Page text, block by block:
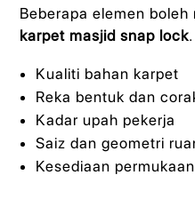
Beberapa elemen
karpet masjid snap lock
Kualiti bahan karpet
Reka bentuk dan
Kadar upah pekerja
Saiz dan geometri
Kesediaan